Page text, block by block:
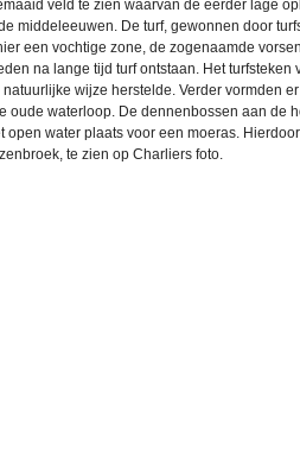
veld te zien waarvan de eerder lage
middeleeuwen. De turf, gewonnen door
een vochtige zone, de zogenaamde
na lange tijd turf ontstaan. Het
wijze herstelde. Verder vormden
oude waterloop. De dennenbossen aan de
open water plaats voor een moeras.
te zien op Charliers foto.